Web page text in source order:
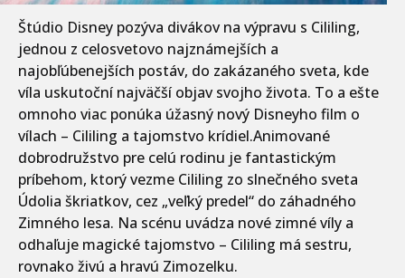
Štúdio Disney pozýva divákov na výpravu s Cililing,
jednou z celosvetovo najznámejších a
najobľúbenejších postáv, do zakázaného sveta, kde
víla uskutoční najväčší objav svojho života. To a ešte
omnoho viac ponúka úžasný nový Disneyho film o
vílach – Cililing a tajomstvo krídiel.Animované
dobrodružstvo pre celú rodinu je fantastickým
príbehom, ktorý vezme Cililing zo slnečného sveta
Údolia škriatkov, cez „veľký predel“ do záhadného
Zimného lesa. Na scénu uvádza nové zimné víly a
odhaľuje magické tajomstvo – Cililing má sestru,
rovnako živú a hravú Zimozelku.